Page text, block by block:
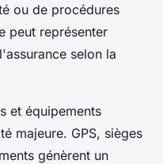
ou de procédures
peut représenter
selon la
et équipements
majeure. GPS, sièges
génèrent un